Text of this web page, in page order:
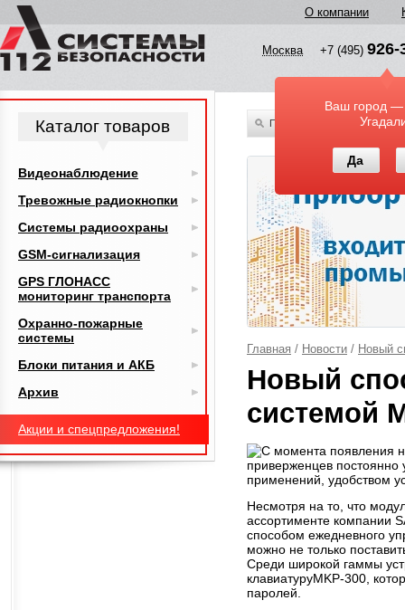
О компании
Москва +7 (495) 926-
Ваш город —
Да
По всему каталогу
Главная / Новости / Новый
Новый
системой
С момента появления
приверженцев постоянно
применений, удобством
Несмотря на то, что
ассортименте компании
способом ежедневного
можно не только
Среди широкой гаммы
клавиатуруMKP-300,
паролей.
Каталог товаров
Видеонаблюдение
Тревожные радиокнопки
Системы радиоохраны
GSM-сигнализация
GPS ГЛОНАСС
мониторинг транспорта
Охранно-пожарные
системы
Блоки питания и АКБ
Архив
Акции и спецпредложения!